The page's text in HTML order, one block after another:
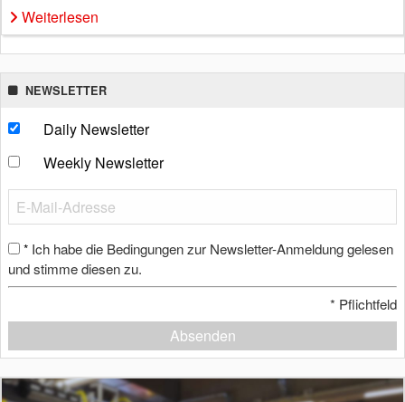
Weiterlesen
NEWSLETTER
Daily Newsletter
Weekly Newsletter
* Ich habe die Bedingungen zur Newsletter-Anmeldung gelesen
und stimme diesen zu.
* Pflichtfeld
Absenden